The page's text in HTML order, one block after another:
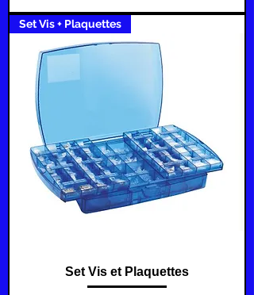
Set Vis + Plaquettes
Set Vis et Plaquettes